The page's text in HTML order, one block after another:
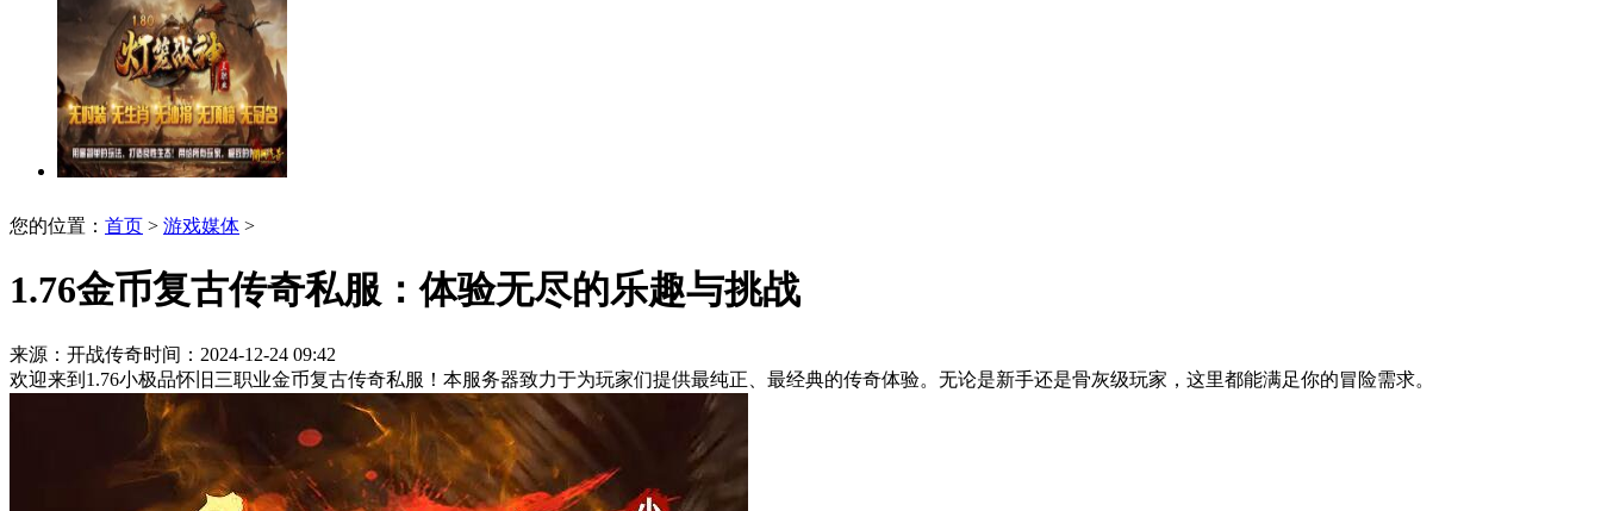
您的位置： 首页 > 游戏媒体 >
1.76金币复古传奇私服：体验无尽的乐趣与挑战
来源：开战传奇时间：2024-12-24 09:42
欢迎来到1.76小极品怀旧三职业金币复古传奇私服！本服务器致力于为玩家们提供最纯正、最经典的传奇体验。无论是新手还是骨灰级玩家，这里都能满足你的冒险需求。